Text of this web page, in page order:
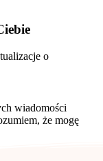
o
wiadomości
że mogę